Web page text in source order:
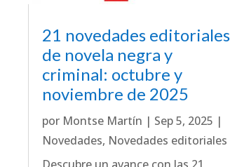
21 novedades editoriales
de novela negra y
criminal: octubre y
noviembre de 2025
por Montse Martín | Sep 5, 2025 |
Novedades, Novedades editoriales